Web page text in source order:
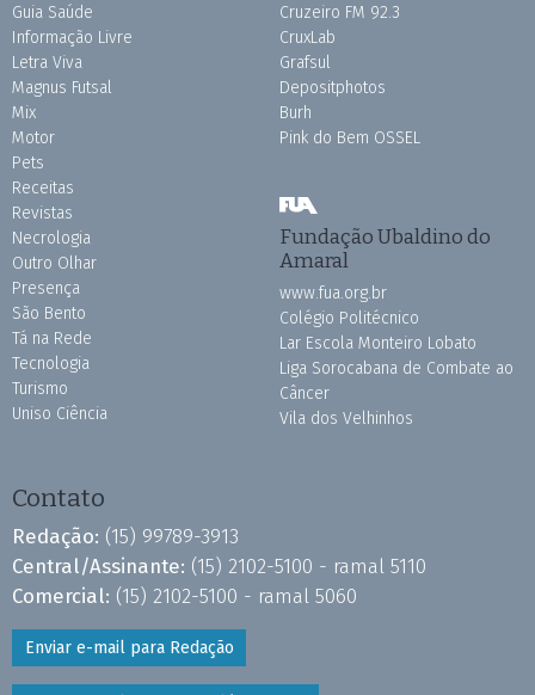
Guia Saúde
Informação Livre
Letra Viva
Magnus Futsal
Mix
Motor
Pets
Receitas
Revistas
Necrologia
Outro Olhar
Presença
São Bento
Tá na Rede
Tecnologia
Turismo
Uniso Ciência
Cruzeiro FM 92.3
CruxLab
Grafsul
Depositphotos
Burh
Pink do Bem OSSEL
Fundação Ubaldino do
Amaral
www.fua.org.br
Colégio Politécnico
Lar Escola Monteiro Lobato
Liga Sorocabana de Combate ao
Câncer
Vila dos Velhinhos
Contato
Redação: (15) 99789-3913
Central/Assinante: (15) 2102-5100 - ramal 5110
Comercial: (15) 2102-5100 - ramal 5060
Enviar e-mail para Redação